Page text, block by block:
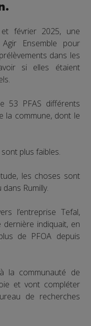
février 2025, une
Ensemble pour
dans les
si elles étaient
53 PFAS différents
la commune, dont le
plus faibles.
les choses sont
Rumilly.
l’entreprise Tefal,
indiquait, en
de PFOA depuis
la communauté de
et vont compléter
de recherches